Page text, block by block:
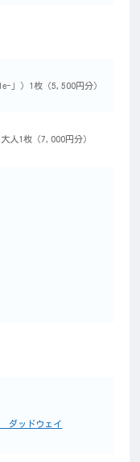
」）1枚（5,500円分）
人1枚（7,000円分）
ダッドウェイ